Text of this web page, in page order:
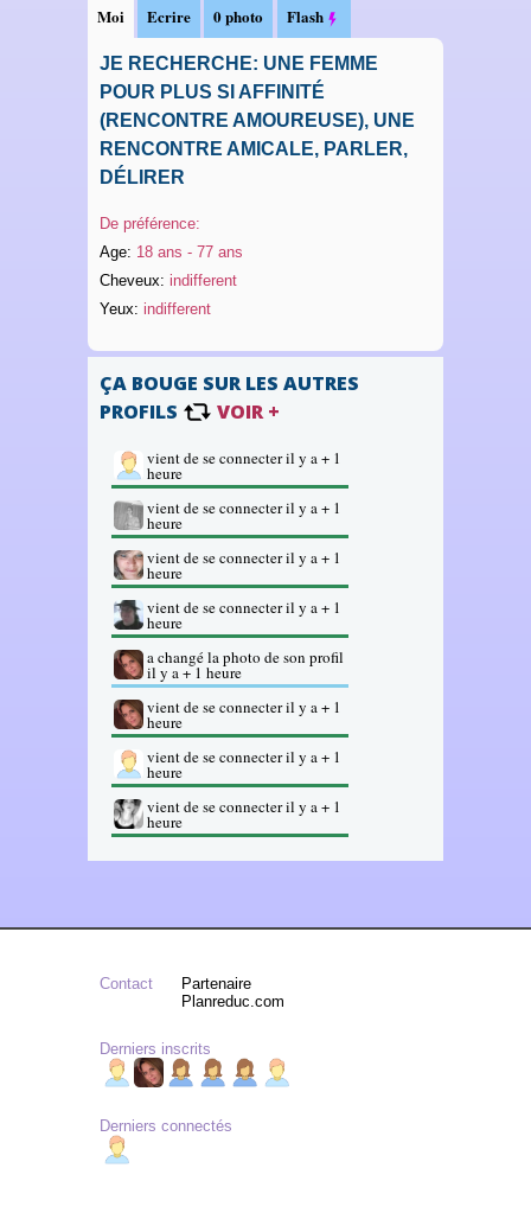
Moi
JE RECHERCHE: UNE FEMME
POUR PLUS SI AFFINITÉ
(RENCONTRE AMOUREUSE), UNE
RENCONTRE AMICALE, PARLER,
DÉLIRER
De préférence:
Age: 18 ans - 77 ans
Cheveux: indifferent
Yeux: indifferent
Ecrire 0 photo Flash
ÇA BOUGE SUR LES AUTRES
PROFILS
VOIR +
vient de se connecter il y a + 1
heure
vient de se connecter il y a + 1
heure
vient de se connecter il y a + 1
heure
vient de se connecter il y a + 1
heure
a changé la photo de son profil
il y a + 1 heure
vient de se connecter il y a + 1
heure
vient de se connecter il y a + 1
heure
vient de se connecter il y a + 1
heure
Contact
Partenaire
Planreduc.com
Derniers inscrits
Derniers connectés